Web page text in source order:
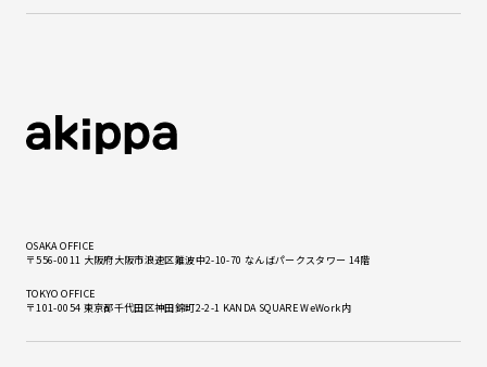
OSAKA OFFICE
〒556-0011 大阪府大阪市浪速区難波中2-10-70 なんばパークスタワー 14階
TOKYO OFFICE
〒101-0054 東京都千代田区神田錦町2-2-1 KANDA SQUARE WeWork内